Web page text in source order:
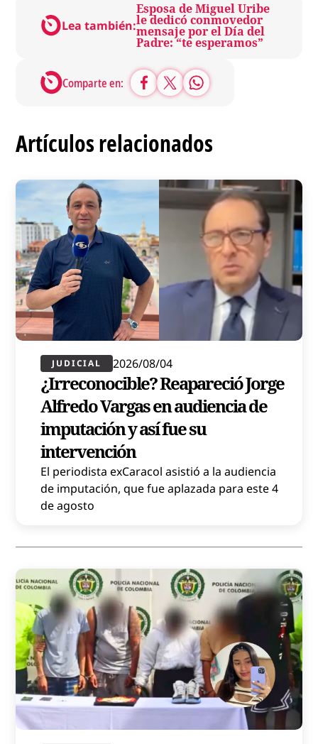
Lea también:
Esposa de Miguel Uribe
le dedicó conmovedor
mensaje por el Día del
Padre: “te esperamos”
Comparte en:
Artículos relacionados
JUDICIAL 2026/08/04
¿Irreconocible? Reapareció Jorge
Alfredo Vargas en audiencia de
imputación y así fue su
intervención
El periodista exCaracol asistió a la audiencia
de imputación, que fue aplazada para este 4
de agosto